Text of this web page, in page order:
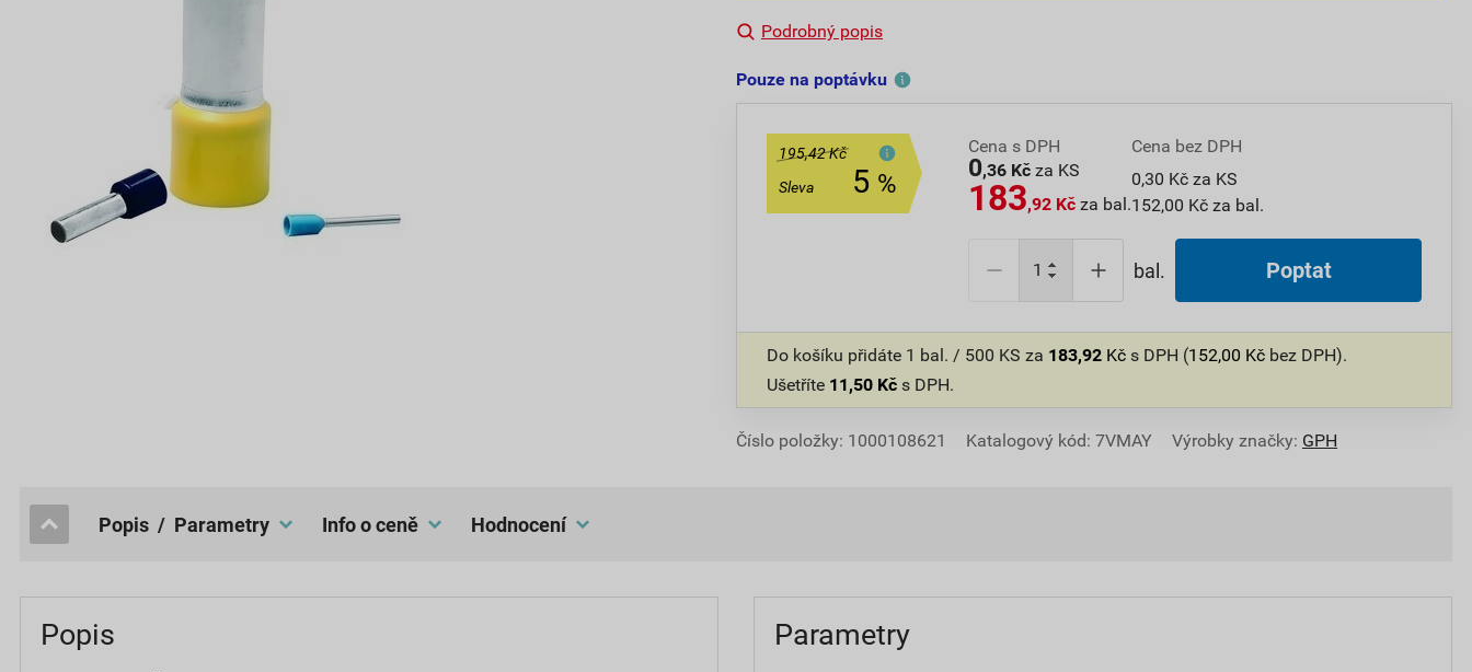
Podrobný popis
Pouze na poptávku
195,42 Kč
Sleva
5 %
Cena s DPH
0,36 Kč za KS
183,92 Kč za bal.
Cena bez DPH
0,30 Kč za KS
152,00 Kč za bal.
bal. Poptat
Do košíku přidáte 1 bal. / 500 KS za 183,92 Kč s DPH (152,00 Kč bez DPH).
Ušetříte 11,50 Kč s DPH.
Číslo položky: 1000108621 Katalogový kód: 7VMAY Výrobky značky: GPH
popis / Parametry Info o ceně hodnocení
Popis Parametry